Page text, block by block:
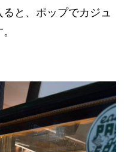
と、ポップでカジュ